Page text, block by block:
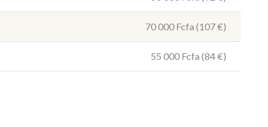
70 000 Fcfa (107€)
55 000 Fcfa (84€)